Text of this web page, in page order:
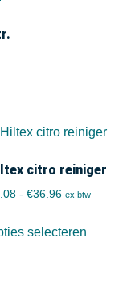
citro reiniger
- €36.96 ex btw
selecteren